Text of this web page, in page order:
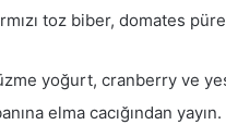
toz biber, domates
yoğurt, cranberry ve
elma cacığından yayın.